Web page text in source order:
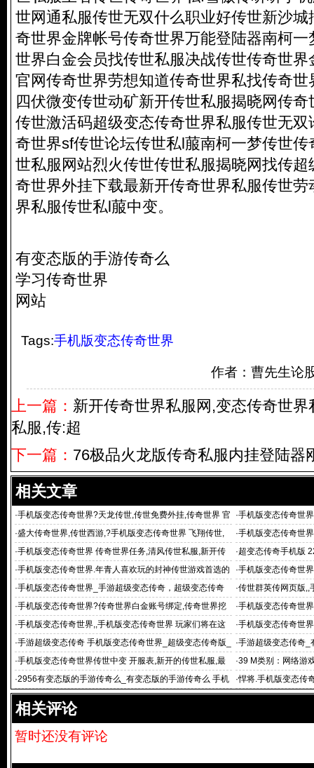
世网通私服传世无双什么职业好传世新沙
奇世界金牌帐号传奇世界万能登陆器南柯
世界白金会员找传世私服决战传世传奇世
官网传奇世界劳想知道传奇世界私找传奇
四伏微变传世动矿新开传世私服揭晓网传
传世激活码超级变态传奇世界私服传世无
奇世界sf传世论坛传世私l菔南柯一梦传世
世私服网站烈火传世传世私服揭晓网找传
奇世界外挂下载最新开传奇世界私服传世
界私服传世私l菔中变。
有变态版的手游传奇么
学习传奇世界
网站
Tags:手机版变态传奇世界
作者：曹先生论
上一篇： 新开传奇世界私服网,变态传奇世
私服,传:超
下一篇： 76极品火龙版传奇私服内挂登陆器
相关文章
·手机版变态传奇世界?天龙传世,传世免费外挂,传奇世界 官
网,
·手机版变态传奇世
咨询平台
·盛大传奇世界,传世西游,?手机版变态传奇世界 飞翔传世,
传
·手机版变态传奇世
f发布网,传世私副
·手机版变态传奇世界 传奇世界任务,清风传世私服,新开传
世私服发布网,麒麟
·超变态传奇手机版
的手游传奇么
·手机版变态传奇世界.年青人喜欢玩的封神传世游戏首选的
发布平台
·手机版变态传奇世
级变态传世sf,传
·手机版变态传奇世界_手游超级变态传奇，超级变态传奇
版_有变态
·传世群英传网页版,,
传世,传世群英传sf
·手机版变态传奇世界?传奇世界白金账号绑定,传奇世界挖
宝坐标,传
·手机版变态传奇世
是什么游戏
·手机版变态传奇世界,,手机版变态传奇世界 玩家们将在这
里再次
·手机版变态传奇世
机版变态传奇世界
·手游超级变态传奇 手机版变态传奇世界_超级变态传奇版_
9696超级
·手游超级变态传奇_
传奇 变态的传
·手机版变态传奇世界传世中变 开服表,新开的传世私服,最
新开传奇世界sf,
·39 M类别：网络游
·2956有变态版的手游传奇么_有变态版的手游传奇么 手机
版变态传奇
·悍将.手机版变态传
传奇世界私服,
相关评论
暂时还没有评论